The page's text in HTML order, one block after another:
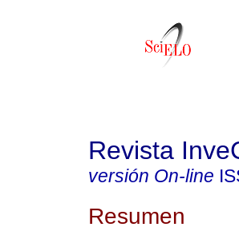
Revista
versión On-line
Resumen